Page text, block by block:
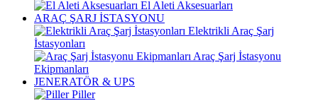
El Aleti Aksesuarları
ARAÇ ŞARJ İSTASYONU
Elektrikli Araç Şarj
İstasyonları
Araç Şarj İstasyonu
Ekipmanları
JENERATÖR & UPS
Piller